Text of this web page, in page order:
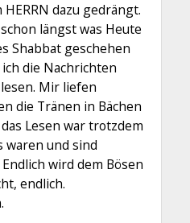
dazu gedrängt.
schon längst was Heute
Shabbat geschehen
die Nachrichten
Mir liefen
die Tränen in Bächen
Lesen war trotzdem
waren und sind
wird dem Bösen
endlich.